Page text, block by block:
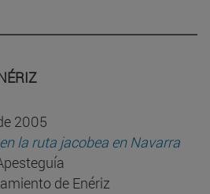
2005
la ruta jacobea en Navarra
de Enériz